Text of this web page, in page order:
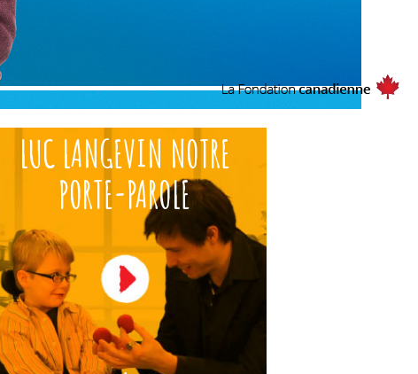
LUC LANGEVIN NOTRE
PORTE-PAROLE